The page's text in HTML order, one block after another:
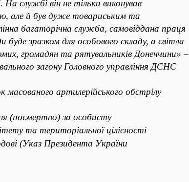
службі він не тільки виконував
але й був дуже товариським та
багаторічна служба, самовіддана праця
буде зразком для особового складу, а світла
громадян та рятувальників Донеччини» –
загону Головного управління ДСНС
масованого артилерійського обстрілу
(посмертно) за особисту
та територіальної цілісності
(Указ Президента України